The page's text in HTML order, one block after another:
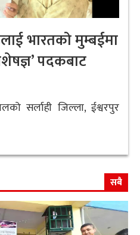
भारतको मुम्बईमा
पदकबाट
सर्लाही जिल्ला, ईश्वरपुर
सबै